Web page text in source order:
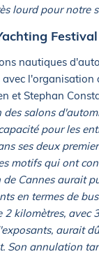
lourd pour notre
nautiques
l'organisation
et Stephan
salons
pour les
ses deux
motifs qui ont
Cannes aurait
en termes de
2 kilomètres,
aurait
Son annulation